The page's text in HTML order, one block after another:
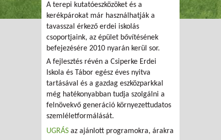
A terepi kutatóeszközöket és a
kerékpárokat már használhatják a
tavasszal érkező erdei iskolás
csoportjaink, az épület bővítésének
befejezésére 2010 nyarán kerül sor.
A fejlesztés révén a Csiperke Erdei
Iskola és Tábor egész éves nyitva
tartásával és a gazdag eszközparkkal
még hatékonyabban tudja szolgálni a
felnövekvő generáció környezettudatos
szemléletformálását.
UGRÁS az ajánlott programokra, árakra